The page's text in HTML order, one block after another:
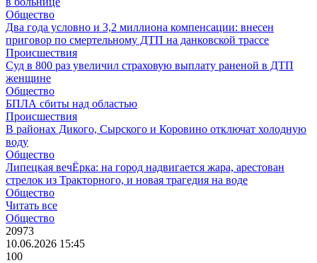
Общество
Два года условно и 3,2 миллиона компенсации: внесен
приговор по смертельному ДТП на данковской трассе
Происшествия
Суд в 800 раз увеличил страховую выплату раненой в ДТП
женщине
Общество
БПЛА сбиты над областью
Происшествия
В районах Дикого, Сырского и Коровино отключат холодную
воду
Общество
Липецкая вечЁрка: на город надвигается жара, арестован
стрелок из Тракторного, и новая трагедия на воде
Общество
Читать все
Общество
20973
10.06.2026 15:45
100